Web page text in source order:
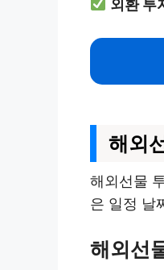
외환 투
해외
해외선물
은 일정 날
해외선